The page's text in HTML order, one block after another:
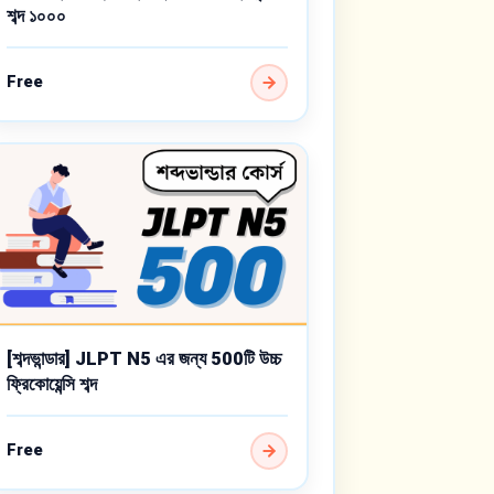
শব্দ ১০০০
Free
[শব্দভান্ডার] JLPT N5 এর জন্য 500টি উচ্চ
ফ্রিকোয়েন্সি শব্দ
Free